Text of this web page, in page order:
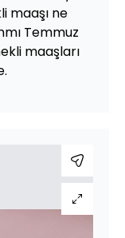
maaşı ne
Temmuz
maaşları